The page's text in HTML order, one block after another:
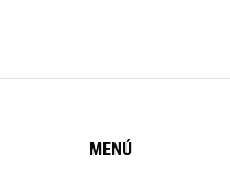
MENÚ